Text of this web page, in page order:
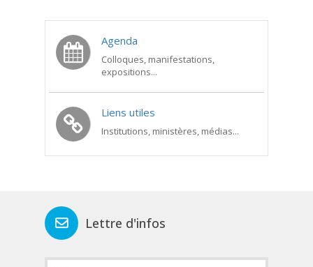
Agenda
Colloques, manifestations,
expositions...
Liens utiles
Institutions, ministères, médias...
Lettre d'infos